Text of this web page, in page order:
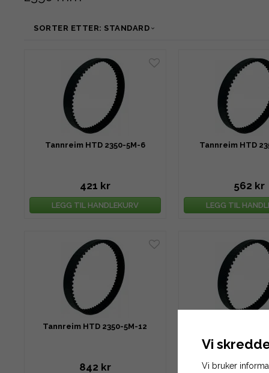
SORTER ETTER: STANDARD
Tannreim HTD 2350-5M-6
421 kr
LEGG TIL HANDLEKURV
Tannreim HTD
562 kr
LEGG TIL
Tannreim HTD 2350-5M-12
842 kr 913 kr
Vi
Vi bruker